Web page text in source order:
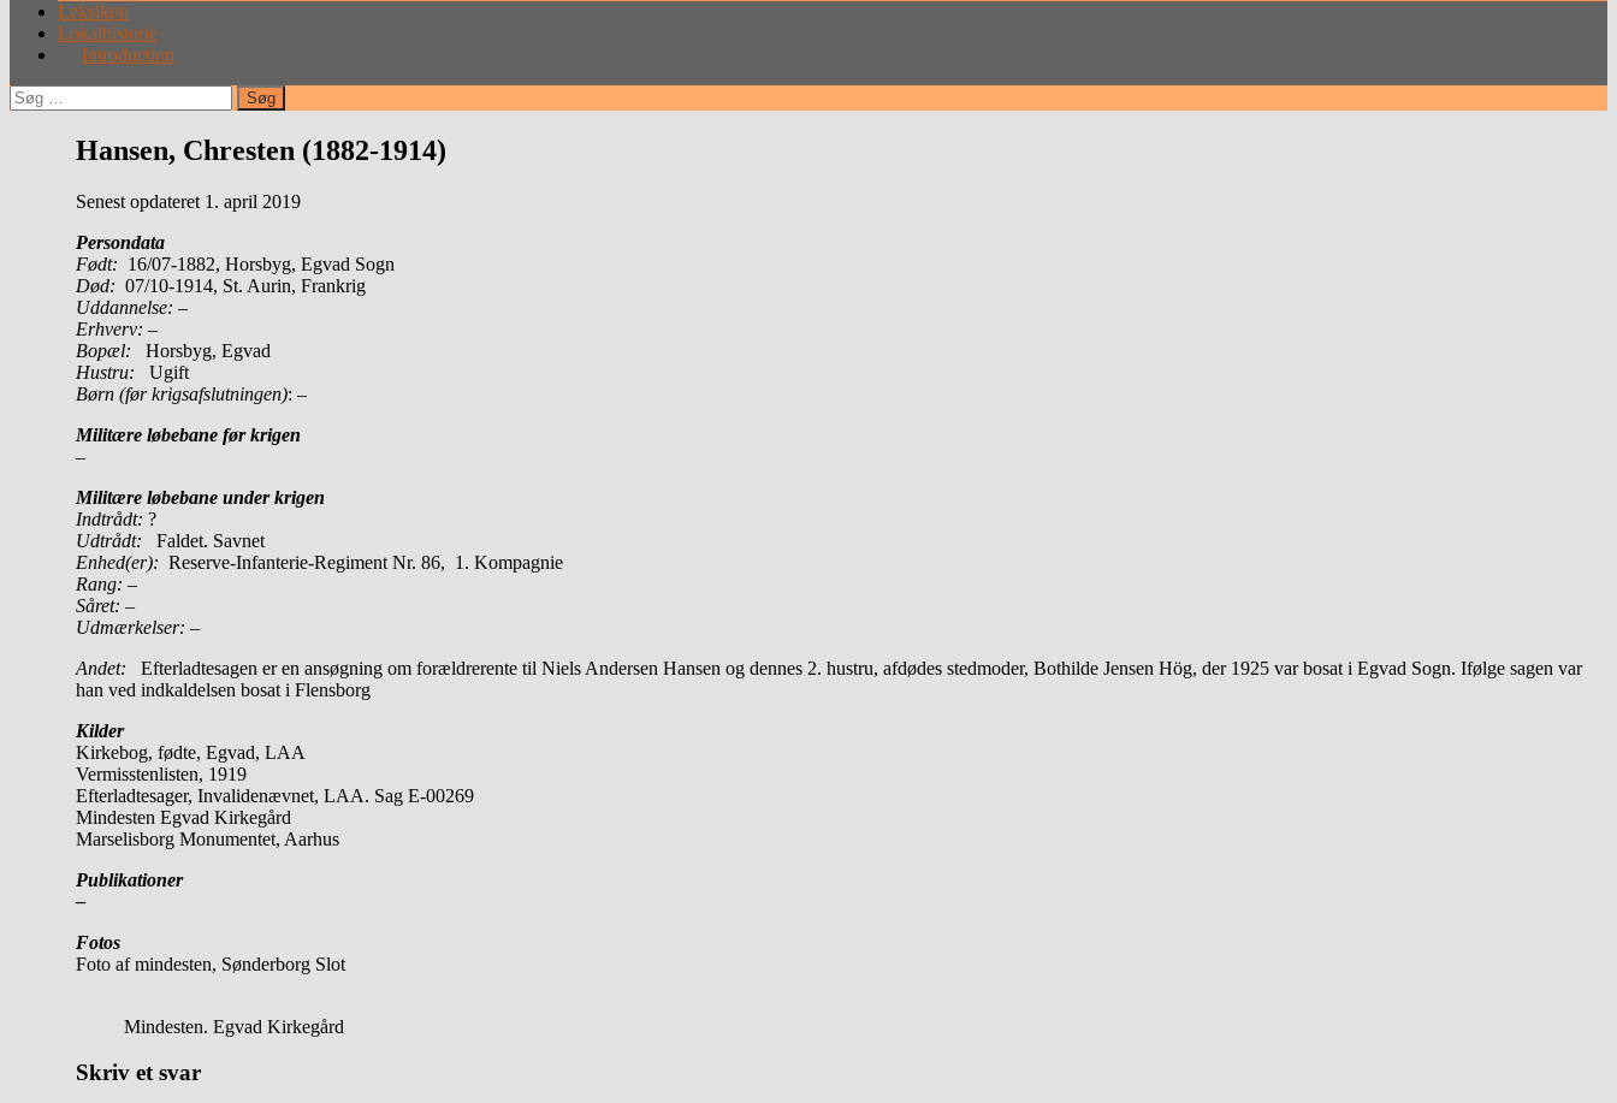
Leksikon
Lokalhistorie
Introduction
Søg
efter:
Hansen, Chresten (1882-1914)
Senest opdateret 1. april 2019
Persondata
Født: 16/07-1882, Horsbyg, Egvad Sogn
Død: 07/10-1914, St. Aurin, Frankrig
Uddannelse: –
Erhverv: –
Bopæl: Horsbyg, Egvad
Hustru: Ugift
Børn (før krigsafslutningen): –
Militære løbebane før krigen
–
Militære løbebane under krigen
Indtrådt: ?
Udtrådt: Faldet. Savnet
Enhed(er): Reserve-Infanterie-Regiment Nr. 86, 1. Kompagnie
Rang: –
Såret: –
Udmærkelser: –
Andet: Efterladtesagen er en ansøgning om forældrerente til Niels Andersen Hansen og dennes 2. hustru, afdødes stedmoder, Bothilde Jensen Hög, der 1925 var bosat i Egvad Sogn. Ifølge sagen var
han ved indkaldelsen bosat i Flensborg
Kilder
Kirkebog, fødte, Egvad, LAA
Vermisstenlisten, 1919
Efterladtesager, Invalidenævnet, LAA. Sag E-00269
Mindesten Egvad Kirkegård
Marselisborg Monumentet, Aarhus
Publikationer
–
Fotos
Foto af mindesten, Sønderborg Slot
Mindesten. Egvad Kirkegård
Skriv et svar